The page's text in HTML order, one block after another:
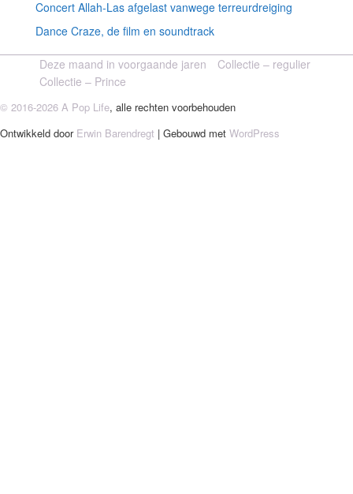
Concert Allah-Las afgelast vanwege terreurdreiging
Dance Craze, de film en soundtrack
Deze maand in voorgaande jaren
Collectie – regulier
Collectie – Prince
© 2016-2026 A Pop Life, alle rechten voorbehouden
Ontwikkeld door Erwin Barendregt | Gebouwd met WordPress